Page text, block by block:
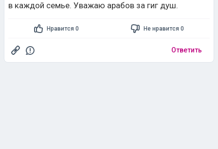
в каждой семье. Уважаю арабов за гиг душ.
Нравится 0 Не нравится 0
Ответить